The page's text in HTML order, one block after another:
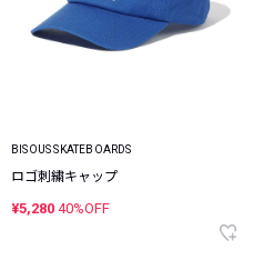
BISOUS SKATEBOARDS
ロゴ刺繍キャップ
¥5,280 40%OFF